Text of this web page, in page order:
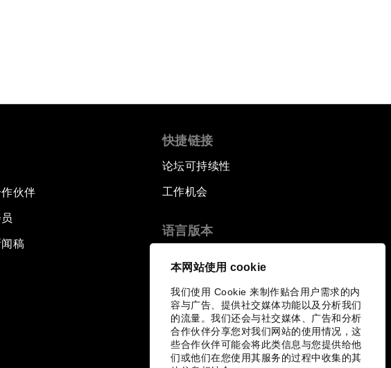
本网站使用 cookie
我们使用 Cookie 来制作贴合用户需求的内
容与广告、提供社交媒体功能以及分析我们
的流量。我们还会与社交媒体、广告和分析
合作伙伴分享您对我们网站的使用情况，这
些合作伙伴可能会将此类信息与您提供给他
们或他们在您使用其服务的过程中收集的其
伙伴
稿
快捷链接
论坛可持续性
工作机会
语言版本